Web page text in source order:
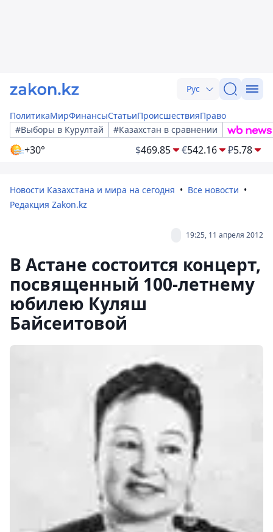
Рус
ПолитикаМирФинансыСтатьиПроисшествияПраво
#Выборы в Курултай
#Казахстан в сравнении
+30° $469.85 €542.16 ₽5.78
Новости Казахстана и мира на сегодня
Все новости
Редакция Zakon.kz
19:25, 11 апреля 2012
В Астане состоится концерт,
посвященный 100-летнему
юбилею Куляш
Байсеитовой